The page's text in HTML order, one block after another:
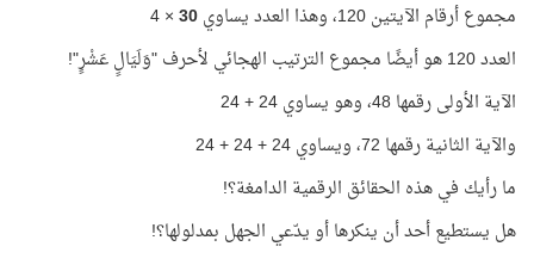
مجموع أرقام الآيتين 120، وهذا العدد يساوي
30
× 4
العدد 120 هو أيضًا مجموع الترتيب الهجائي لأحرف "وَلَيَالٍ عَشْرٍ"!
الآية الأولى رقمها 48، وهو يساوي 24 + 24
والآية الثانية رقمها 72، ويساوي 24 + 24 + 24
ما رأيك في هذه الحقائق الرقمية الدامغة؟!
هل يستطيع أحد أن ينكرها أو يدّعي الجهل بمدلولها؟!